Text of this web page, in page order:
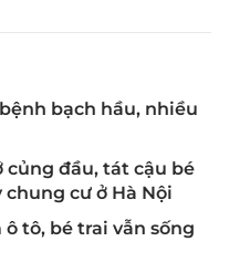
bạch hầu, nhiều
củng đầu, tát cậu bé
cư ở Hà Nội
tô, bé trai vẫn sống